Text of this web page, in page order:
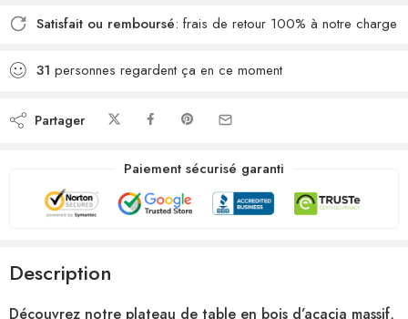
Satisfait ou remboursé: frais de retour 100% à notre charge
31 personnes regardent ça en ce moment
Partager
Paiement sécurisé garanti
Description
Découvrez notre plateau de table en bois d’acacia massif,